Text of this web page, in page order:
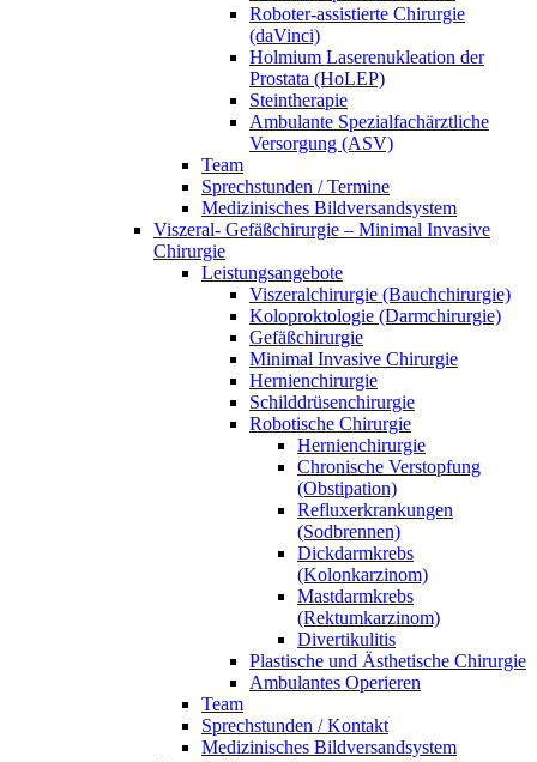
Roboter-assistierte Chirurgie
(daVinci)
Holmium Laserenukleation der
Prostata (HoLEP)
Steintherapie
Ambulante Spezialfachärztliche
Versorgung (ASV)
Team
Sprechstunden / Termine
Medizinisches Bildversandsystem
Viszeral- Gefäßchirurgie – Minimal Invasive
Chirurgie
Leistungsangebote
Viszeralchirurgie (Bauchchirurgie)
Koloproktologie (Darmchirurgie)
Gefäßchirurgie
Minimal Invasive Chirurgie
Hernienchirurgie
Schilddrüsenchirurgie
Robotische Chirurgie
Hernienchirurgie
Chronische Verstopfung
(Obstipation)
Refluxerkrankungen
(Sodbrennen)
Dickdarmkrebs
(Kolonkarzinom)
Mastdarmkrebs
(Rektumkarzinom)
Divertikulitis
Plastische und Ästhetische Chirurgie
Ambulantes Operieren
Team
Sprechstunden / Kontakt
Medizinisches Bildversandsystem